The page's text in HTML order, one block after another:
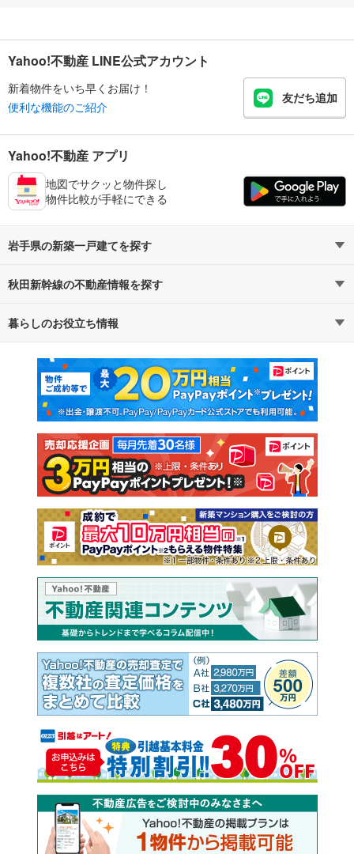
Yahoo!不動産 LINE公式アカウント
新着物件をいち早くお届け！
便利な機能のご紹介
友だち追加
Yahoo!不動産 アプリ
地図でサクッと物件探し
物件比較が手軽にできる
岩手県の新築一戸建てを探す
路線・駅から探す
通勤・通学時間から探す
秋田新幹線の不動産情報を探す
不動産・住宅
新築マンション 中古マンション
新築一戸建て 中古一戸建て
注文住宅 土地
売却査定
暮らしのお役立ち情報
マンションカタログ 教えて！住まいの先生